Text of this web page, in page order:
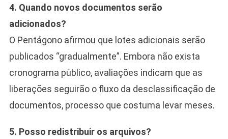
4. Quando novos documentos serão
adicionados?
O Pentágono afirmou que lotes adicionais serão
publicados “gradualmente”. Embora não exista
cronograma público, avaliações indicam que as
liberações seguirão o fluxo da desclassificação de
documentos, processo que costuma levar meses.
5. Posso redistribuir os arquivos?